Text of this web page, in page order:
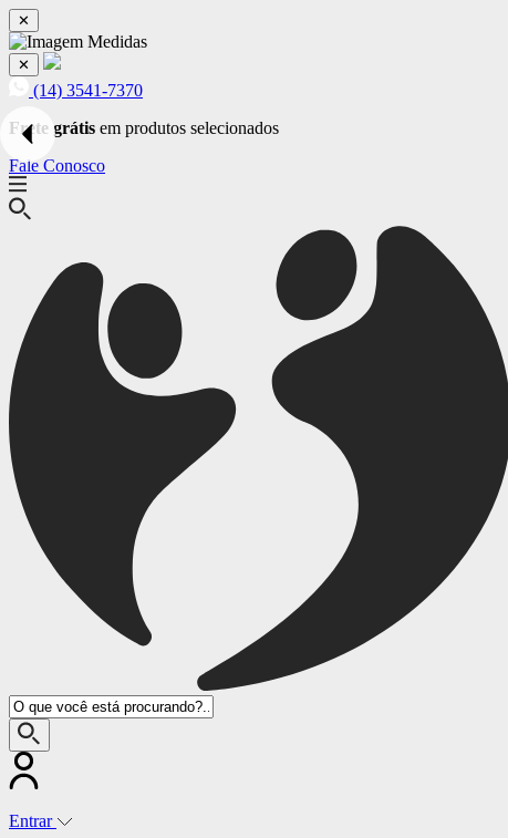
✕
✕
(14) 3541-7370
Frete grátis em produtos selecionados
Fale Conosco
Entrar